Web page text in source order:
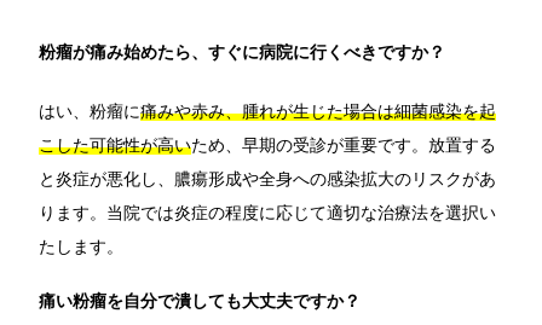
粉瘤が痛み始めたら、すぐに病院に行くべきですか？
はい、粉瘤に痛みや赤み、腫れが生じた場合は細菌感染を起
こした可能性が高いため、早期の受診が重要です。放置する
と炎症が悪化し、膿瘍形成や全身への感染拡大のリスクがあ
ります。当院では炎症の程度に応じて適切な治療法を選択い
たします。
痛い粉瘤を自分で潰しても大丈夫ですか？